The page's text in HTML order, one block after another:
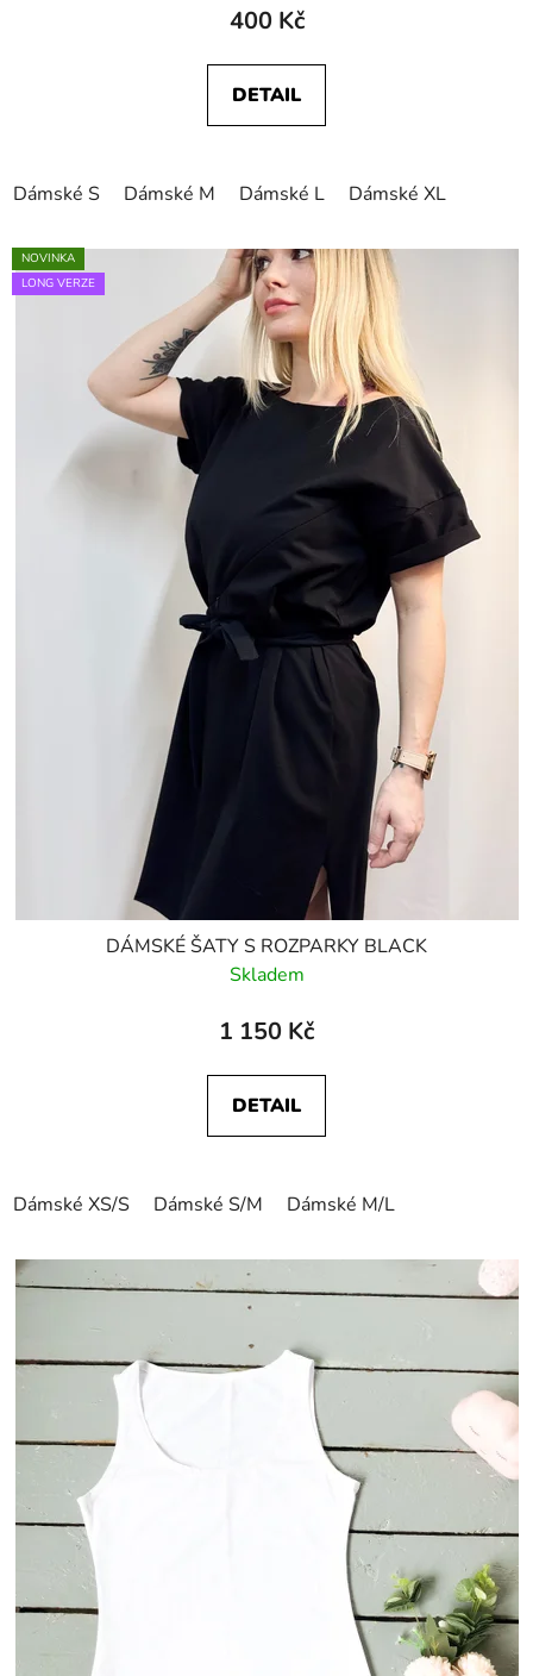
400 Kč
DETAIL
Dámské S Dámské M Dámské L Dámské XL
NOVINKA
LONG VERZE
DÁMSKÉ ŠATY S ROZPARKY BLACK
Skladem
1 150 Kč
DETAIL
Dámské XS/S Dámské S/M Dámské M/L